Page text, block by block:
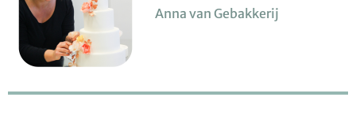
Anna van Gebakkerij